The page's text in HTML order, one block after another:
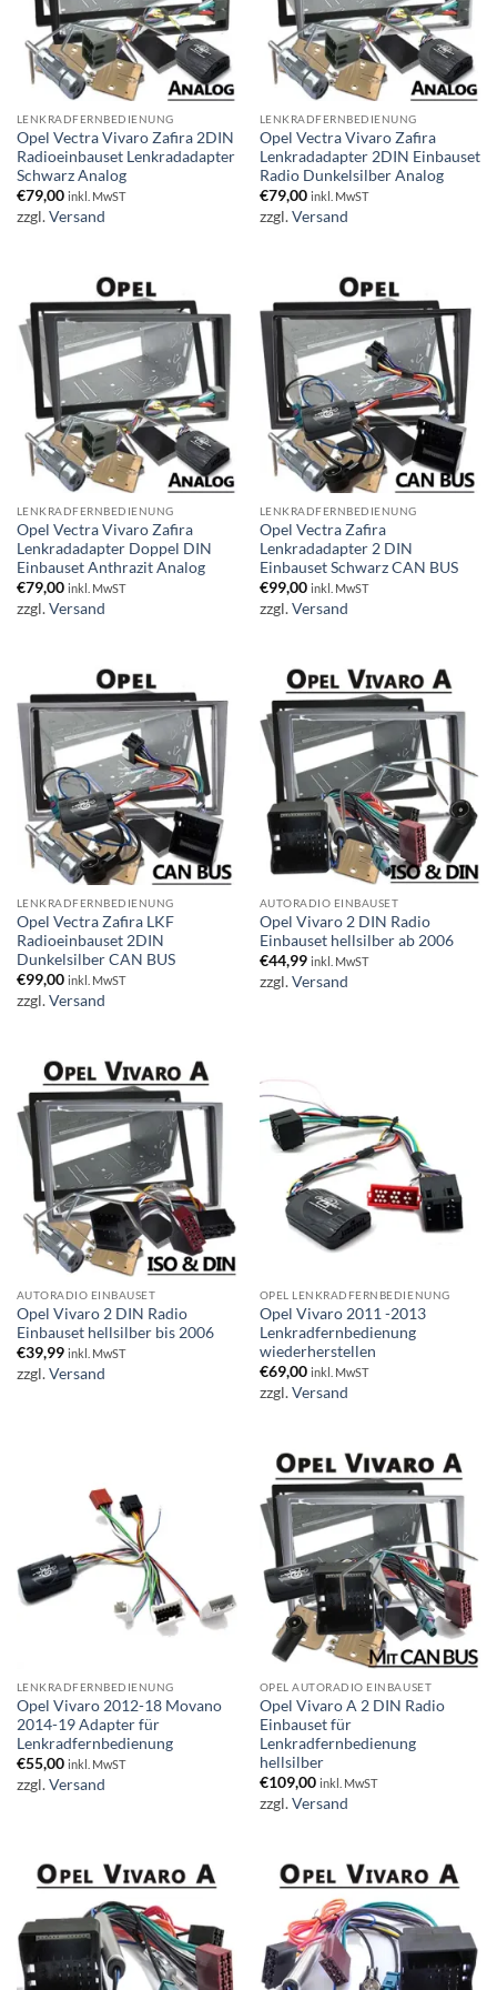
LENKRADFERNBEDIENUNG
Opel Vectra Vivaro Zafira 2DIN
Radioeinbauset Lenkradadapter
Schwarz Analog
€79,00 inkl. MwST
zzgl.Versand
LENKRADFERNBEDIENUNG
Opel Vectra Vivaro Zafira
Lenkradadapter 2DIN Einbauset
Radio Dunkelsilber Analog
€79,00 inkl. MwST
zzgl.Versand
LENKRADFERNBEDIENUNG
Opel Vectra Vivaro Zafira
Lenkradadapter Doppel DIN
Einbauset Anthrazit Analog
€79,00 inkl. MwST
zzgl.Versand
LENKRADFERNBEDIENUNG
Opel Vectra Zafira
Lenkradadapter 2 DIN
Einbauset Schwarz CAN BUS
€99,00 inkl. MwST
zzgl.Versand
LENKRADFERNBEDIENUNG
Opel Vectra Zafira LKF
Radioeinbauset 2DIN
Dunkelsilber CAN BUS
€99,00 inkl. MwST
zzgl.Versand
AUTORADIO EINBAUSET
Opel Vivaro 2 DIN Radio
Einbauset hellsilber ab 2006
€44,99 inkl. MwST
zzgl.Versand
AUTORADIO EINBAUSET
Opel Vivaro 2 DIN Radio
Einbauset hellsilber bis 2006
€39,99 inkl. MwST
zzgl.Versand
OPEL LENKRADFERNBEDIENUNG
Opel Vivaro 2011 -2013
Lenkradfernbedienung
wiederherstellen
€69,00 inkl. MwST
zzgl.Versand
LENKRADFERNBEDIENUNG
Opel Vivaro 2012-18 Movano
2014-19 Adapter für
Lenkradfernbedienung
€55,00 inkl. MwST
zzgl.Versand
OPEL AUTORADIO EINBAUSET
Opel Vivaro A 2 DIN Radio
Einbauset für
Lenkradfernbedienung
hellsilber
€109,00 inkl. MwST
zzgl.Versand